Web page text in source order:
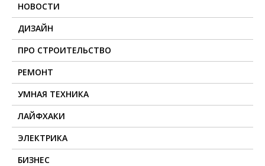
НОВОСТИ
ДИЗАЙН
ПРО СТРОИТЕЛЬСТВО
РЕМОНТ
УМНАЯ ТЕХНИКА
ЛАЙФХАКИ
ЭЛЕКТРИКА
БИЗНЕС